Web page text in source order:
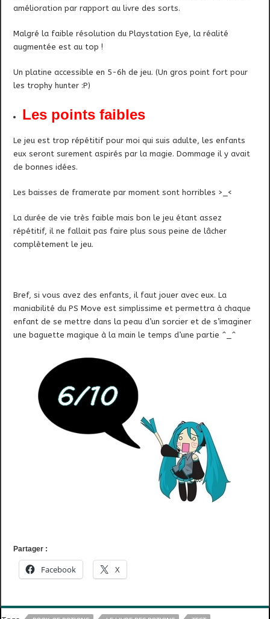
amélioration par rapport au livre des sorts.
Malgré la faible résolution du Playstation Eye, la réalité
augmentée est au top !
Un platine accessible en 5-6h de jeu. (Un gros point fort pour
les trophy hunter :P)
Les points faibles
Le jeu est trop répétitif pour moi qui suis adulte, les enfants
eux seront surement aspirés par la magie. Dommage il y avait
de bonnes idées.
Les baisses de framerate par moment sont horribles >_<
La durée de vie très faible mais bon le jeu étant assez
répétitif, il ne fallait pas faire plus sous peine de lâcher
complètement le jeu.
Bref, si vous avez des enfants, il faut jouer avec eux. La
maniabilité du PS Move est simplissime et permettra à chaque
enfant de se mettre dans la peau d’un sorcier et de s’imaginer
une baguette magique à la main le temps d’une partie ^_^
Partager :
Facebook X